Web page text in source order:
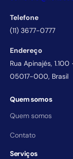
Telefone
(11) 3677-0777
Endereço
Rua Apinajés,
05017-000, Brasil
Quem somos
Quem somos
Contato
Serviços